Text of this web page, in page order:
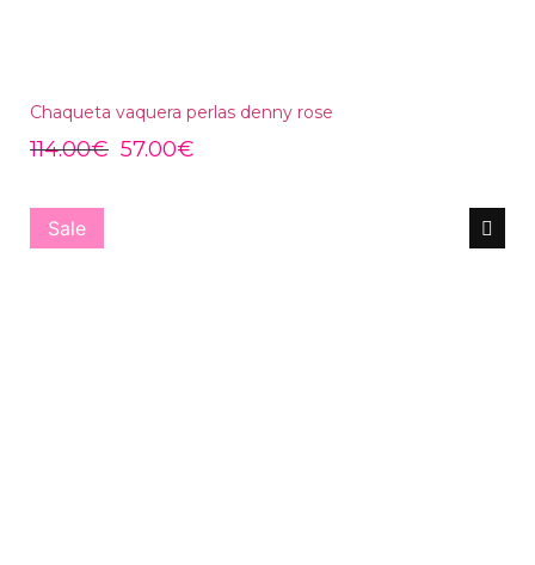
Chaqueta vaquera perlas denny rose
114.00€ 57.00€
Sale